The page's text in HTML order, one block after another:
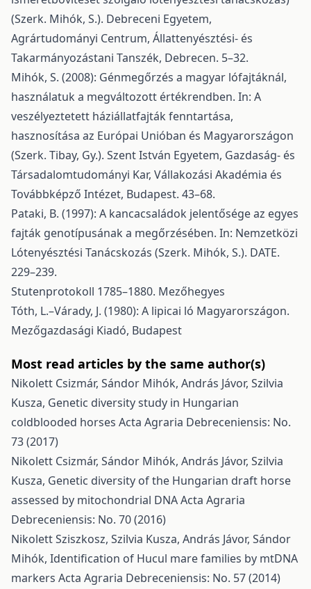
(Szerk. Mihók, S.). Debreceni Egyetem,
Agrártudományi Centrum, Állattenyésztési- és
Takarmányozástani Tanszék, Debrecen. 5–32.
Mihók, S. (2008): Génmegőrzés a magyar lófajtáknál,
használatuk a megváltozott értékrendben. In: A
veszélyeztetett háziállatfajták fenntartása,
hasznosítása az Európai Unióban és Magyarországon
(Szerk. Tibay, Gy.). Szent István Egyetem, Gazdaság- és
Társadalomtudományi Kar, Vállakozási Akadémia és
Továbbképző Intézet, Budapest. 43–68.
Pataki, B. (1997): A kancacsaládok jelentősége az egyes
fajták genotípusának a megőrzésében. In: Nemzetközi
Lótenyésztési Tanácskozás (Szerk. Mihók, S.). DATE.
229–239.
Stutenprotokoll 1785–1880. Mezőhegyes
Tóth, L.–Várady, J. (1980): A lipicai ló Magyarországon.
Mezőgazdasági Kiadó, Budapest
Most read articles by the same author(s)
Nikolett Csizmár, Sándor Mihók, András Jávor, Szilvia
Kusza, Genetic diversity study in Hungarian
coldblooded horses Acta Agraria Debreceniensis: No.
73 (2017)
Nikolett Csizmár, Sándor Mihók, András Jávor, Szilvia
Kusza, Genetic diversity of the Hungarian draft horse
assessed by mitochondrial DNAActa Agraria
Debreceniensis: No. 70 (2016)
Nikolett Sziszkosz, Szilvia Kusza, András Jávor, Sándor
Mihók, Identification of Hucul mare families by mtDNA
markers Acta Agraria Debreceniensis: No. 57 (2014)